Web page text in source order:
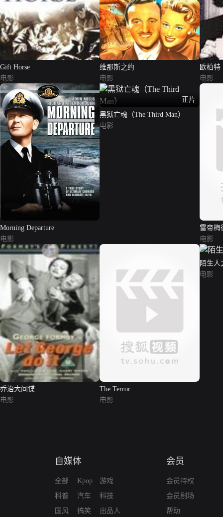
Gift Horse
电影
维那斯之约
电影
欧柏特
电影
Morning Departure
电影
正片
黑狱亡魂（The Third Man）
电影
雷帝梅
电影
乔治大间谍
电影
The Terror
电影
陌生人
电影
自媒体
全部
科普
国风
Kpop
汽车
搞笑
游戏
科技
出品人
会员
会员特权
会员剧场
帮助